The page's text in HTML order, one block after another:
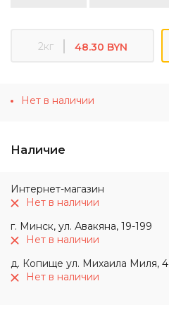
2кг 48.30 BYN
Нет в наличии
Наличие
Интернет-магазин
Нет в наличии
г. Минск, ул. Авакяна, 19-199
Нет в наличии
д. Копище ул. Михаила Миля, 4
Нет в наличии